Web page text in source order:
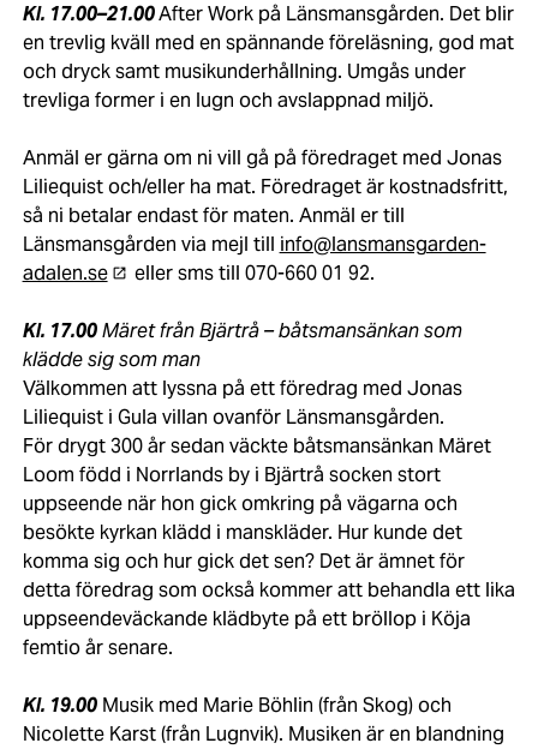
Kl. 17.00–21.00After Work på Länsmansgården. Det blir
en trevlig kväll med en spännande föreläsning, god mat
och dryck samt musikunderhållning. Umgås under
trevliga former i en lugn och avslappnad miljö.
Anmäl er gärna om ni vill gå på föredraget med Jonas
Liliequist och/eller ha mat. Föredraget är kostnadsfritt,
så ni betalar endast för maten. Anmäl er till
Länsmansgården via mejl till info@lansmansgarden-
adalen.se
eller sms till 070-660 01 92.
Kl. 17.00 Märet från Bjärtrå – båtsmansänkan som
klädde sig som man
Välkommen att lyssna på ett föredrag med Jonas
Liliequist i Gula villan ovanför Länsmansgården.
För drygt 300 år sedan väckte båtsmansänkan Märet
Loom född i Norrlands by i Bjärtrå socken stort
uppseende när hon gick omkring på vägarna och
besökte kyrkan klädd i manskläder. Hur kunde det
komma sig och hur gick det sen? Det är ämnet för
detta föredrag som också kommer att behandla ett lika
uppseendeväckande klädbyte på ett bröllop i Köja
femtio år senare.
Kl. 19.00Musik med Marie Böhlin (från Skog) och
Nicolette Karst (från Lugnvik). Musiken är en blandning